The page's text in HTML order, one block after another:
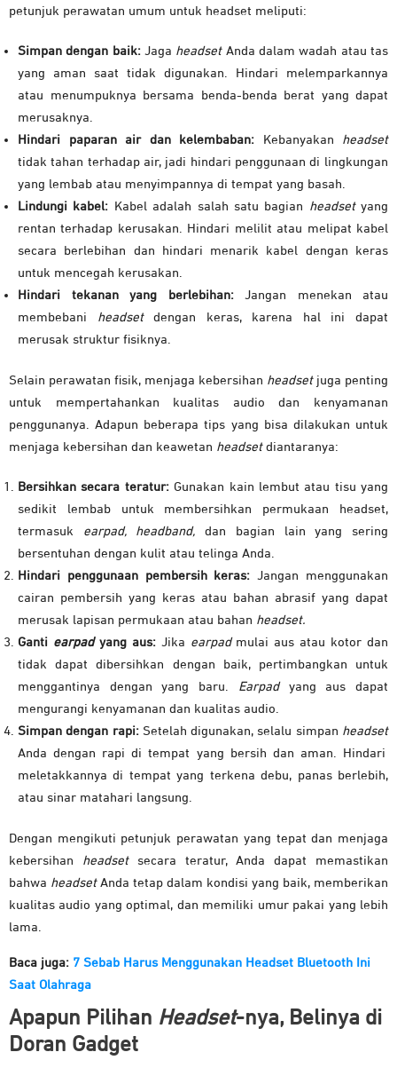
petunjuk perawatan umum untuk headset meliputi:
Simpan dengan baik:Jaga headsetAnda dalam wadah atau tas
yang aman saat tidak digunakan. Hindari melemparkannya
atau menumpuknya bersama benda-benda berat yang dapat
merusaknya.
Hindari paparan air dan kelembaban: Kebanyakan headset
tidak tahan terhadap air, jadi hindari penggunaan di lingkungan
yang lembab atau menyimpannya di tempat yang basah.
Lindungi kabel: Kabel adalah salah satu bagian headsetyang
rentan terhadap kerusakan. Hindari melilit atau melipat kabel
secara berlebihan dan hindari menarik kabel dengan keras
untuk mencegah kerusakan.
Hindari tekanan yang berlebihan:Jangan menekan atau
membebani headsetdengan keras, karena hal ini dapat
merusak struktur fisiknya.
Selain perawatan fisik, menjaga kebersihan headsetjuga penting
untuk mempertahankan kualitas audio dan kenyamanan
penggunanya. Adapun beberapa tips yang bisa dilakukan untuk
menjaga kebersihan dan keawetan headsetdiantaranya:
Bersihkan secara teratur:Gunakan kain lembut atau tisu yang
sedikit lembab untuk membersihkan permukaan headset,
termasuk earpad, headband, dan bagian lain yang sering
bersentuhan dengan kulit atau telinga Anda.
Hindari penggunaan pembersih keras: Jangan menggunakan
cairan pembersih yang keras atau bahan abrasif yang dapat
merusak lapisan permukaan atau bahan headset.
Ganti earpadyang aus:Jika earpadmulai aus atau kotor dan
tidak dapat dibersihkan dengan baik, pertimbangkan untuk
menggantinya dengan yang baru. Earpadyang aus dapat
mengurangi kenyamanan dan kualitas audio.
Simpan dengan rapi:Setelah digunakan, selalu simpan headset
Anda dengan rapi di tempat yang bersih dan aman. Hindari
meletakkannya di tempat yang terkena debu, panas berlebih,
atau sinar matahari langsung.
Dengan mengikuti petunjuk perawatan yang tepat dan menjaga
kebersihan headsetsecara teratur, Anda dapat memastikan
bahwa headset Anda tetap dalam kondisi yang baik, memberikan
kualitas audio yang optimal, dan memiliki umur pakai yang lebih
lama.
Baca juga: 7 Sebab Harus Menggunakan Headset Bluetooth Ini
Saat Olahraga
Apapun Pilihan Headset-nya, Belinya di
Doran Gadget